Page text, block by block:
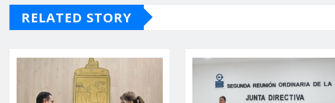
RELATED STORY